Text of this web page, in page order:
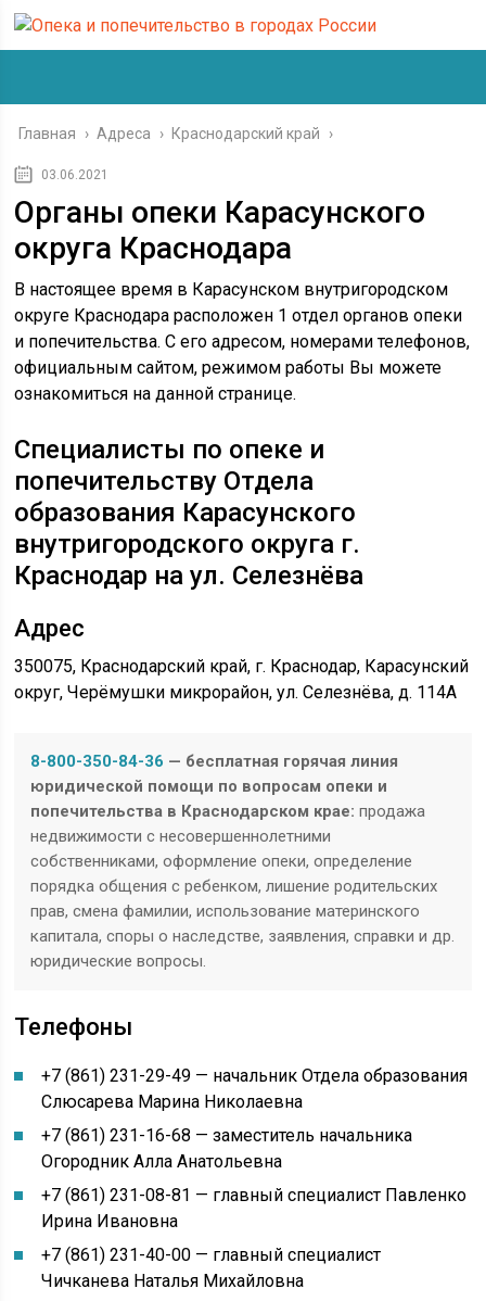
Главная › Адреса › Краснодарский край ›
03.06.2021
Органы опеки Карасунского
округа Краснодара
В настоящее время в Карасунском внутригородском
округе Краснодара расположен 1 отдел органов опеки
и попечительства. С его адресом, номерами телефонов,
официальным сайтом, режимом работы Вы можете
ознакомиться на данной странице.
Специалисты по опеке и
попечительству Отдела
образования Карасунского
внутригородского округа г.
Краснодар на ул. Селезнёва
Адрес
350075, Краснодарский край, г. Краснодар, Карасунский
округ, Черёмушки микрорайон, ул. Селезнёва, д. 114А
8-800-350-84-36 — бесплатная горячая линия
юридической помощи по вопросам опеки и
попечительства в Краснодарском крае:продажа
недвижимости с несовершеннолетними
собственниками, оформление опеки, определение
порядка общения с ребенком, лишение родительских
прав, смена фамилии, использование материнского
капитала, споры о наследстве, заявления, справки и др.
юридические вопросы.
Телефоны
+7 (861) 231-29-49 — начальник Отдела образования
Слюсарева Марина Николаевна
+7 (861) 231-16-68 — заместитель начальника
Огородник Алла Анатольевна
+7 (861) 231-08-81 — главный специалист Павленко
Ирина Ивановна
+7 (861) 231-40-00 — главный специалист
Чичканева Наталья Михайловна